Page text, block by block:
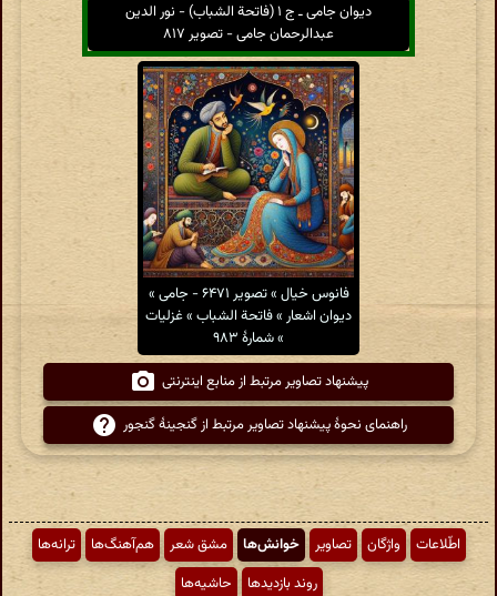
دیوان جامی ـ ج ۱ (فاتحة الشباب) - نور الدین
عبدالرحمان جامی - تصویر ۸۱۷
فانوس خیال » تصویر ۶۴۷۱ - جامی »
دیوان اشعار » فاتحة الشباب » غزلیات
» شمارهٔ ۹۸۳
پیشنهاد تصاویر مرتبط از منابع اینترنتی
راهنمای نحوهٔ پیشنهاد تصاویر مرتبط از گنجینهٔ گنجور
اطّلاعات واژگان تصاویر خوانش‌ها مشق شعر هم‌آهنگ‌ها
ترانه‌ها
روند بازدیدها
حاشیه‌ها